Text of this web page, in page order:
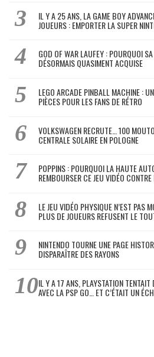
IL Y A 25 ANS, LA GAME BOY
JOUEURS : EMPORTER LA SUPER
GOD OF WAR LAUFEY : POURQUOI
DÉSORMAIS QUASIMENT ACQUISE
LEGO ARCADE PINBALL MACHINE :
PIÈCES POUR LES FANS DE RÉTRO
VOLKSWAGEN RECRUTE… 100
CENTRALE SOLAIRE EN POLOGNE
POPPINS : POURQUOI LA HAUTE
REMBOURSER CE JEU VIDÉO
LE JEU VIDÉO PHYSIQUE N’EST PAS
PLUS DE JOUEURS REFUSENT LE
NINTENDO TOURNE UNE PAGE
DISPARAÎTRE DES RAYONS
IL Y A 17 ANS, PLAYSTATION
AVEC LA PSP GO… ET C’ÉTAIT UN